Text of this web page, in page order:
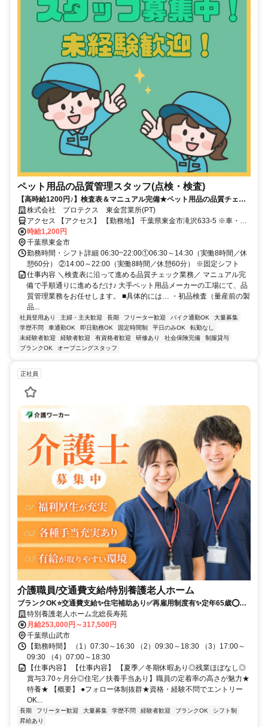
ペット用品の品質管理スタッフ(点検・検査)
【高時給1200円♪】検査表＆マニュアル完備★ペット用品の品質チェッ
ク＠東金市滝沢★未経験OK♪40代までの男女活躍中☆即日入社可能！か
んたんWEB面接OK！（PT）
株式会社 プロテクス 東金営業所(PT)
アクセス 【アクセス】 【勤務地】 千葉県東金市滝沢633-5 ※車・バ
イク・自転車通勤OK 【株式会社プロテクス 東金営業所】 千葉県東金
市滝沢633-5
時給1,200円
千葉県東金市
勤務時間・シフト詳細 06:30~22:00①06:30～14:30（実働8時間／休
憩60分） ②14:00～22:00（実働8時間／休憩60分） ※固定シフト
仕事内容 ＼検査表に沿って進める品質チェック業務／ マニュアル完
備で手順通りに進めるだけ♪ 大手ペット用品メーカーの工場にて、品
質管理業務をお任せします。 ■具体的には… ・初品検査（量産前の製
品...
社員登用あり 主婦・主夫歓迎 長期 フリーター歓迎 バイク通勤OK
大量募集
学歴不問
車通勤OK 即日勤務OK 固定時間制 平日のみOK
転勤なし
未経験者歓迎
経験者歓迎 有資格者歓迎 研修あり 社会保険完備
制服貸与
ブランクOK
オープニングスタッフ
正社員
介護職員/交通費支給/特別養護老人ホーム
ブランクOK⭐️交通費支給✨住宅補助あり✅️再雇用制度有✨定年65歳⭕️担
当者オススメ✨未経験歓迎❗️車通勤ＯＫ⭐️週休2日
特別養護老人ホーム北総長寿苑
月給253,000円～317,500円
千葉県山武市
【勤務時間】 （1）07:30～16:30 （2）09:30～18:30 （3）17:00～
09:30 （4）07:00～18:30
【仕事内容】 【仕事内容】 【夏季／冬期休暇あり◎残業ほぼなし◎
賞与3.70ヶ月分◎住宅／扶養手当あり】職員の定着率の高さが魅力★
特養★ 【概要】 ●フォロー体制抜群★資格・経験不問でエントリー
OK...
長期 フリーター歓迎 大量募集 学歴不問 経験者歓迎 ブランクOK
シフト制
昇給あり